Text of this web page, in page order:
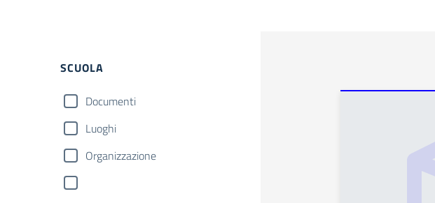
SCUOLA
Documenti
Luoghi
Organizzazione